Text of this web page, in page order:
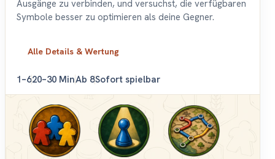
Ausgänge zu verbinden, und versuchst, die verfügbaren
Symbole besser zu optimieren als deine Gegner.
Alle Details & Wertung
1–620–30 MinAb 8Sofort spielbar